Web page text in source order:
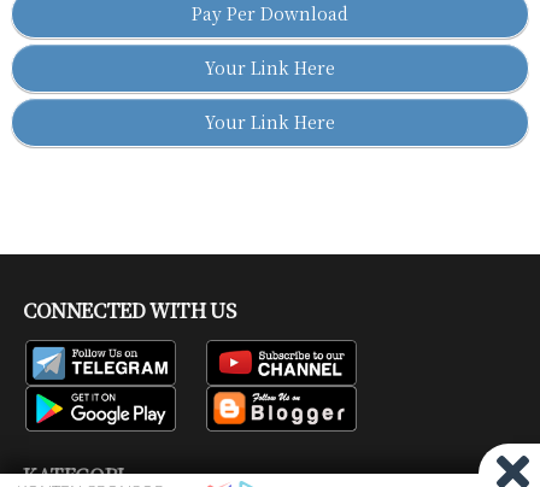
Pay Per Download
Your Link Here
Your Link Here
CONNECTED WITH US
KATEGORI